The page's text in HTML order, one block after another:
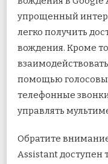
упрощенный
легко получить
вождения. Кроме
помощью
телефонные
управлять
Обратите
Assistant доступен